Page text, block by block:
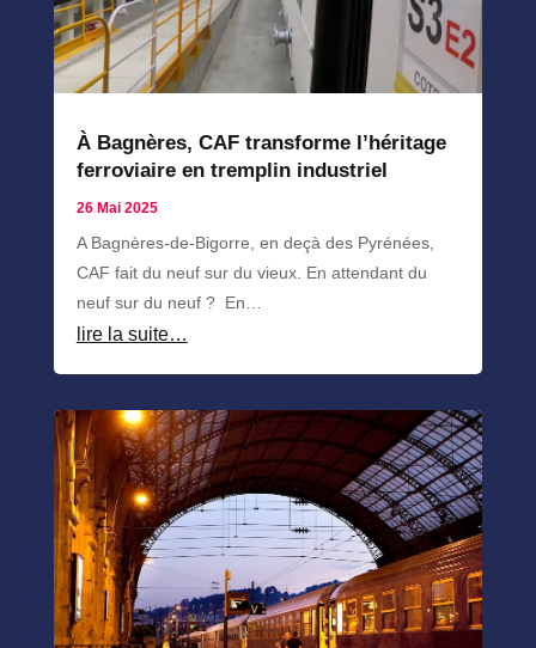
À Bagnères, CAF transforme l’héritage
ferroviaire en tremplin industriel
26 Mai 2025
A Bagnères-de-Bigorre, en deçà des Pyrénées,
CAF fait du neuf sur du vieux. En attendant du
neuf sur du neuf ? En…
lire la suite…